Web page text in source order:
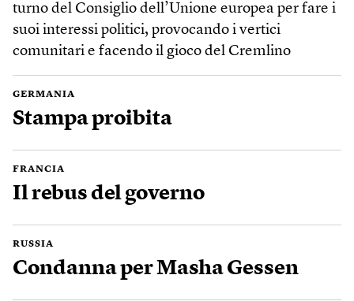
turno del Consiglio dell’Unione europea per fare i
suoi interessi politici, provocando i vertici
comunitari e facendo il gioco del Cremlino
GERMANIA
Stampa proibita
FRANCIA
Il rebus del governo
RUSSIA
Condanna per Masha Gessen